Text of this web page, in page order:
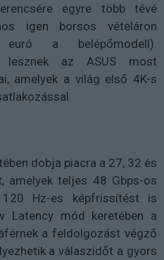
egyre több tévé
igen borsos vételáron
a belépőmodell).
lesznek az ASUS most
amelyek a világ első 4K-s
dobja piacra a 27, 32 és
amelyek teljes 48 Gbps-os
Hz-es képfrissítést is
Latency mód keretében a
a feldolgozást végző
a válaszidőt a gyors